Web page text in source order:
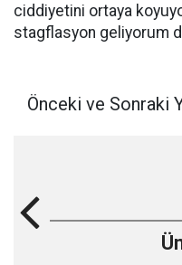
ciddiyetini ortaya
stagflasyon geliyorum
Önceki ve Sonraki